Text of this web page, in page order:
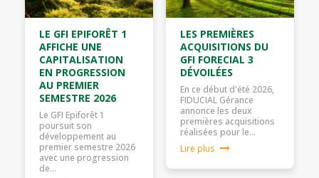
LE GFI EPIFORÊT 1
AFFICHE UNE
CAPITALISATION
EN PROGRESSION
AU PREMIER
SEMESTRE 2026
Le GFI Epiforêt 1
poursuit son
développement au
premier semestre 2026
avec une progression
de…
LES PREMIÈRES
ACQUISITIONS DU
GFI FORECIAL 3
DÉVOILÉES
En ce début d'été 2026,
FIDUCIAL Gérance
annonce les deux
premières acquisitions
réalisées pour le…
Lire plus